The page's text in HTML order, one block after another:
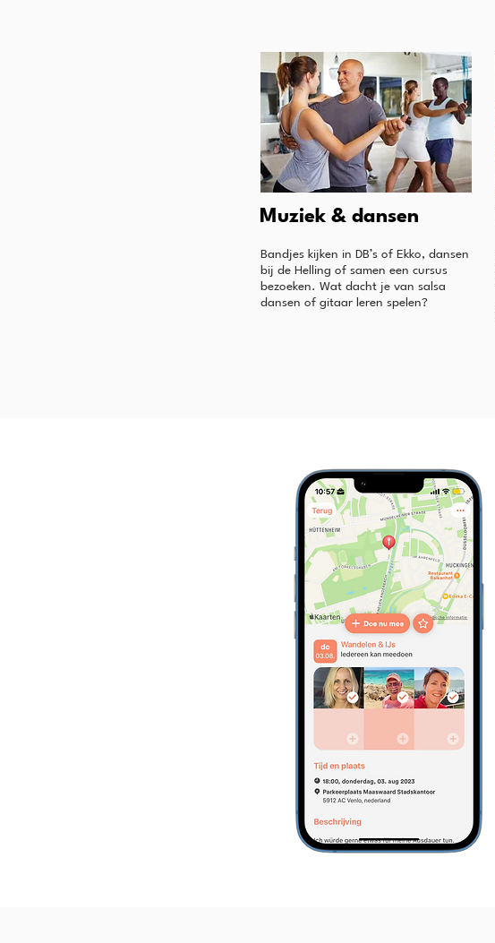
Muziek & dansen
Bandjes kijken in DB’s of Ekko, dansen
bij de Helling of samen een cursus
bezoeken. Wat dacht je van salsa
dansen of gitaar leren spelen?